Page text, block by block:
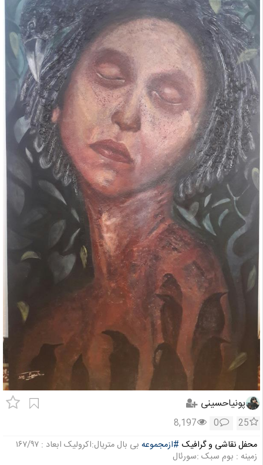
پونیاحسینی
25
0
8,197
محفل نقاشی و گرافیک #ازمجموعه
بی بال متریال:اکرولیک ابعاد : ۱۶۷/۹۷
زمینه : بوم سبک :سورئال